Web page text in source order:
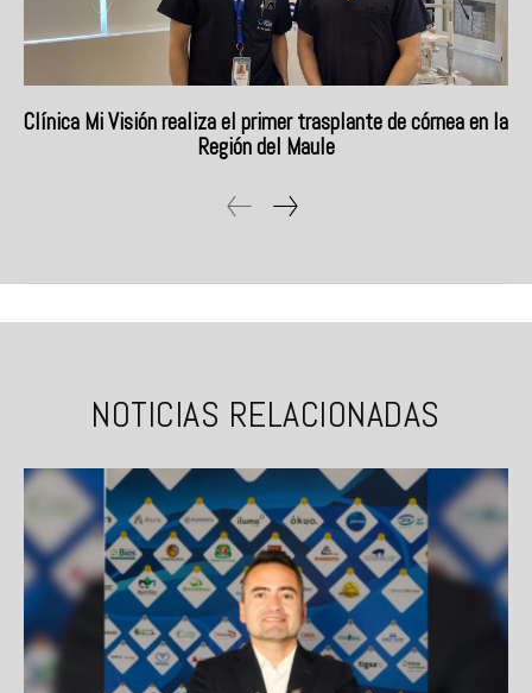
Clínica Mi Visión realiza el primer trasplante de córnea en la
Región del Maule
NOTICIAS RELACIONADAS